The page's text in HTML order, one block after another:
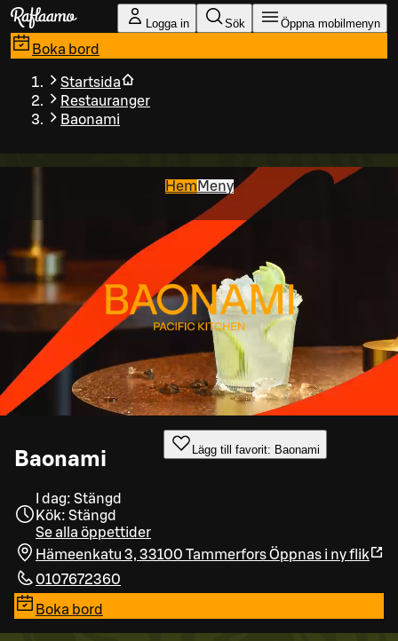
Gå till huvudinnehållet
Logga in Sök Öppna mobilmenyn
Boka bord
Startsida
Restauranger
Baonami
Hem Meny
Baonami Lägg till favorit: Baonami
I dag: Stängd
Kök: Stängd
Se alla öppettider
Hämeenkatu 3, 33100 TammerforsÖppnas i ny flik
0107672360
Boka bord